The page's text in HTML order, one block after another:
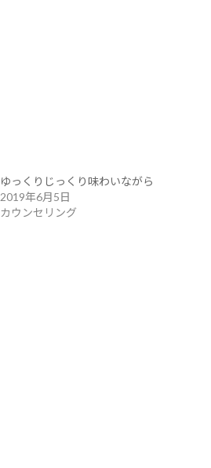
ゆっくりじっくり味わいながら
2019年6月5日
カウンセリング